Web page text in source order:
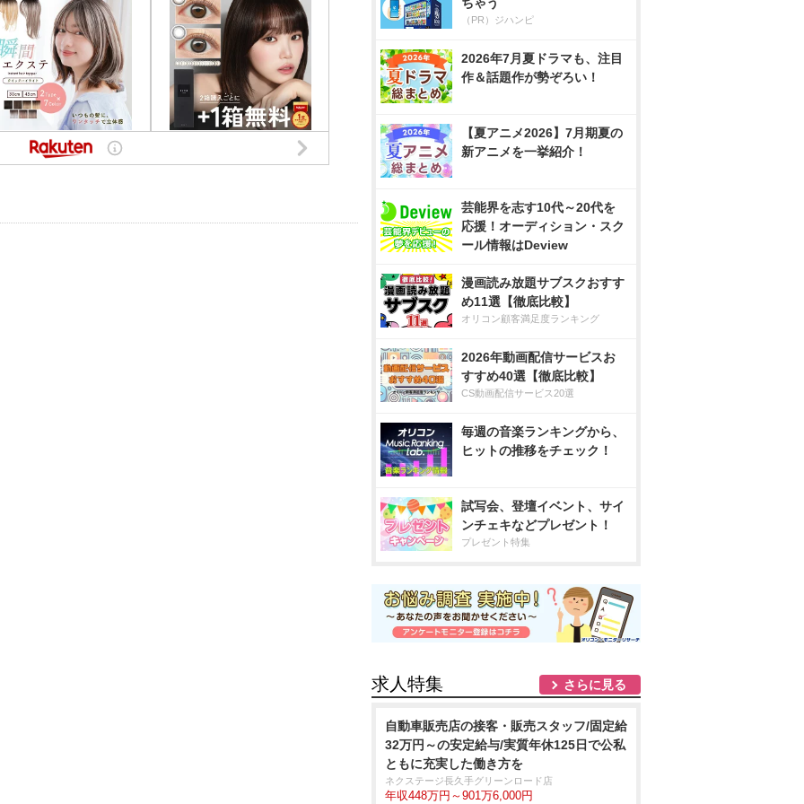
（PR）ジハンピ
2026年7月夏ドラマも、注目
作＆話題作が勢ぞろい！
【夏アニメ2026】7月期夏の
新アニメを一挙紹介！
芸能界を志す10代～20代を
応援！オーディション・スク
ール情報はDeview
漫画読み放題サブスクおすす
め11選【徹底比較】
オリコン顧客満足度ランキング
2026年動画配信サービスお
すすめ40選【徹底比較】
CS動画配信サービス20選
毎週の音楽ランキングから、
ヒットの推移をチェック！
試写会、登壇イベント、サイ
ンチェキなどプレゼント！
プレゼント特集
求人特集 さらに見る
自動車販売店の接客・販売スタッフ/固定給
32万円～の安定給与/実質年休125日で公私
ともに充実した働き方を
ネクステージ⾧久手グリーンロード店
年収448万円～901万6,000円